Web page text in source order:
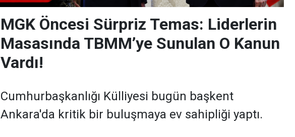
MGK Öncesi Sürpriz Temas: Liderlerin
Masasında TBMM’ye Sunulan O Kanun
Vardı!
Cumhurbaşkanlığı Külliyesi bugün başkent
Ankara'da kritik bir buluşmaya ev sahipliği yaptı.